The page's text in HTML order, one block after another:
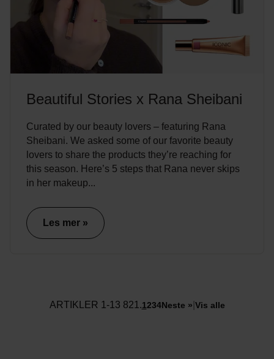
Beautiful Stories x Rana Sheibani
Curated by our beauty lovers – featuring Rana
Sheibani. We asked some of our favorite beauty
lovers to share the products they’re reaching for
this season. Here’s 5 steps that Rana never skips
in her makeup...
Les mer »
ARTIKLER 1-13 821.1234Neste » Vis alle